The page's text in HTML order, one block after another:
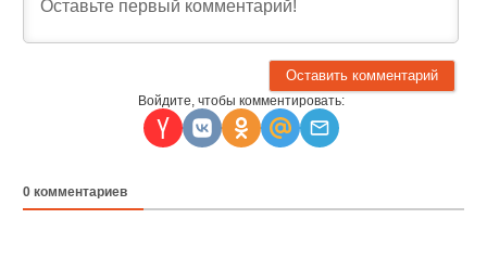
Войдите, чтобы комментировать:
0 комментариев